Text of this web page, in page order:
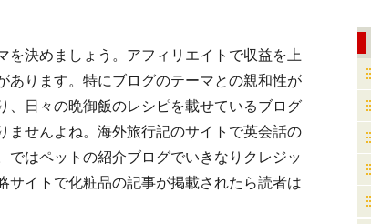
決めましょう。アフィリエイトで収益を上
あります。特にブログのテーマとの親和性が
、日々の晩御飯のレシピを載せているブログ
ませんよね。海外旅行記のサイトで英会話の
はペットの紹介ブログでいきなりクレジッ
サイトで化粧品の記事が掲載されたら読者は